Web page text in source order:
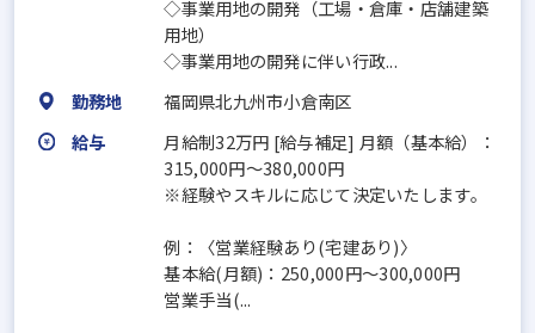
◇事業用地の開発（工場・倉庫・店舗建築
用地）
◇事業用地の開発に伴い行政...
勤務地
福岡県北九州市小倉南区
給与
月給制32万円 [給与補足] 月額（基本給）：
315,000円～380,000円
※経験やスキルに応じて決定いたします。
例：〈営業経験あり(宅建あり)〉
基本給(月額)：250,000円～300,000円
営業手当(...